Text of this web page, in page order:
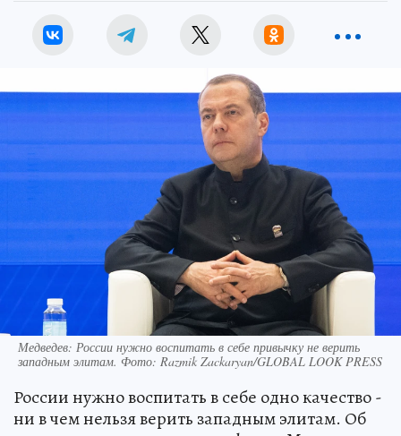
Медведев: России нужно воспитать в себе привычку не верить
западным элитам. Фото: Razmik Zackaryan/GLOBAL LOOK PRESS
России нужно воспитать в себе одно качество -
ни в чем нельзя верить западным элитам. Об